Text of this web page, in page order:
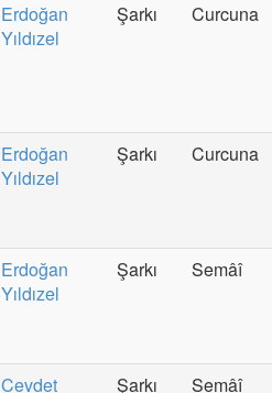
Erdoğan
Yıldızel
Şarkı Curcuna
Erdoğan
Yıldızel
Şarkı Curcuna
Erdoğan
Yıldızel
Şarkı Semâî
Cevdet
Şarkı Semâî